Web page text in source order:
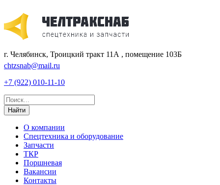
г. Челябинск, Троицкий тракт 11А , помещение 103Б
chtzsnab@mail.ru
+7 (922) 010-11-10
Найти
О компании
Спецтехника и оборудование
Запчасти
ТКР
Поршневая
Вакансии
Контакты